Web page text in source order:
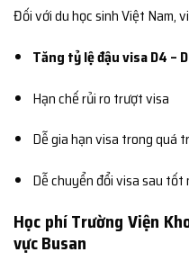
Đối với du học sinh Việt Nam,
Tăng tỷ lệ đậu visa D4 –
Hạn chế rủi ro trượt visa
Dễ gia hạn visa trong quá
Dễ chuyển đổi visa sau tốt
Học phí Trường Viện
vực Busan